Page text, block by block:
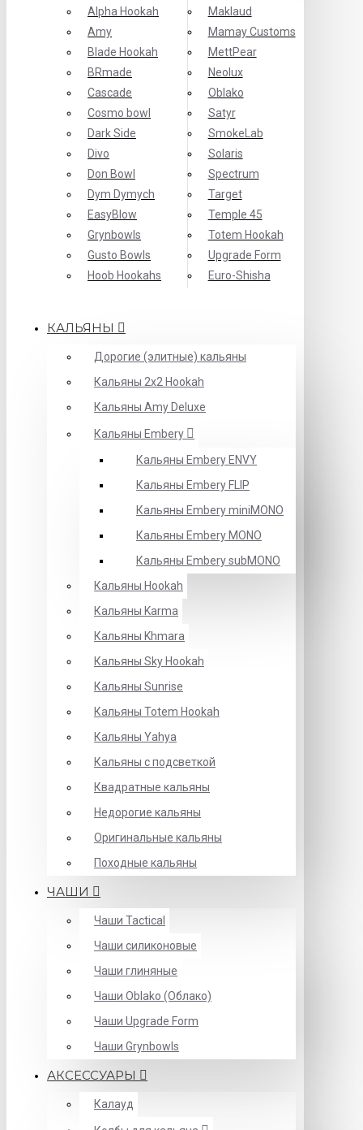
Alpha Hookah
Amy
Blade Hookah
BRmade
Cascade
Cosmo bowl
Dark Side
Divo
Don Bowl
Dym Dymych
EasyBlow
Grynbowls
Gusto Bowls
Hoob Hookahs
Maklaud
Mamay Customs
MettPear
Neolux
Oblako
Satyr
SmokeLab
Solaris
Spectrum
Target
Temple 45
Totem Hookah
Upgrade Form
Еuro-Shisha
КАЛЬЯНЫ
Дорогие (элитные) кальяны
Кальяны 2х2 Hookah
Кальяны Amy Deluxe
Кальяны Embery
Кальяны Embery ENVY
Кальяны Embery FLIP
Кальяны Embery miniMONO
Кальяны Embery MONO
Кальяны Embery subMONO
Кальяны Hookah
Кальяны Karma
Кальяны Khmara
Кальяны Sky Hookah
Кальяны Sunrise
Кальяны Totem Hookah
Кальяны Yahya
Кальяны с подсветкой
Квадратные кальяны
Недорогие кальяны
Оригинальные кальяны
Походные кальяны
ЧАШИ
Чаши Tactical
Чаши силиконовые
Чаши глиняные
Чаши Oblako (Облако)
Чаши Upgrade Form
Чаши Grynbowls
АКСЕССУАРЫ
Калауд